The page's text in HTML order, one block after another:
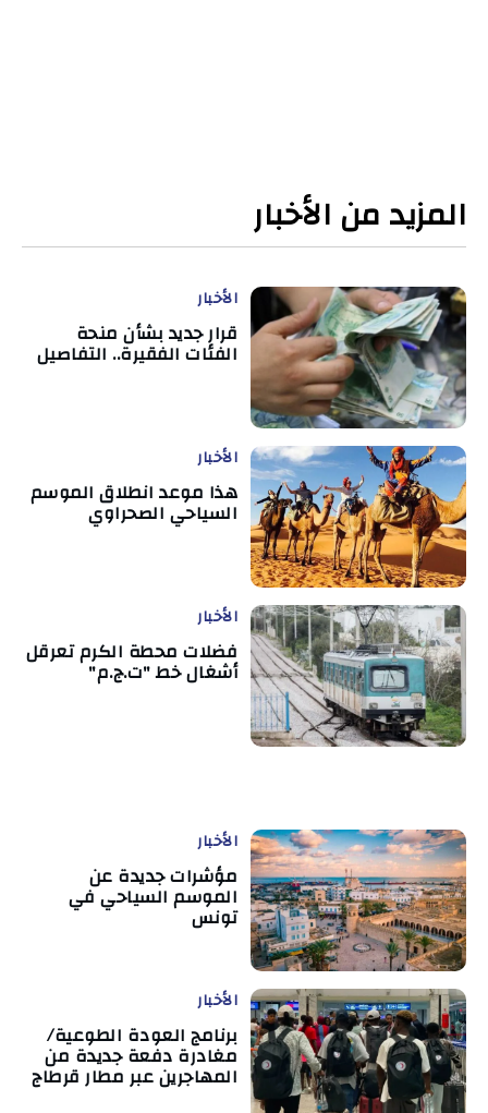
المزيد من الأخبار
الأخبار
قرار جديد بشأن منحة
الفئات الفقيرة.. التفاصيل
الأخبار
هذا موعد انطلاق الموسم
السياحي الصحراوي
الأخبار
فضلات محطة الكرم تعرقل
أشغال خط "ت.ج.م"
الأخبار
مؤشرات جديدة عن
الموسم السياحي في
تونس
الأخبار
برنامج العودة الطوعية/
مغادرة دفعة جديدة من
المهاجرين عبر مطار قرطاج